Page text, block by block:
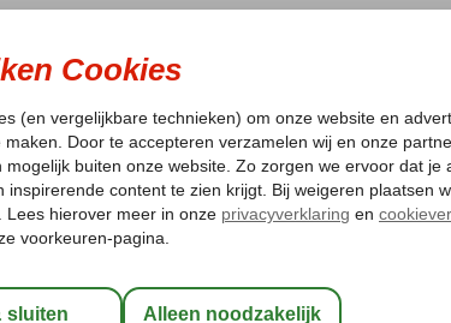
2026 LAST MINUTES WINTERZON
Laagsteprijsgarantie* Geen fueltoeslag
Riviera Kemer Goynuk Crystal Prestige Pearl Collection